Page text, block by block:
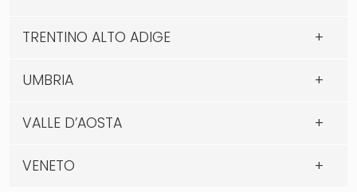
TRENTINO ALTO ADIGE
UMBRIA
VALLE D’AOSTA
VENETO